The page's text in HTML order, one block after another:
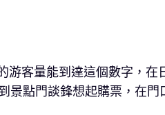
客量能到達這個數字，在
景點門談鋒想起購票，在門